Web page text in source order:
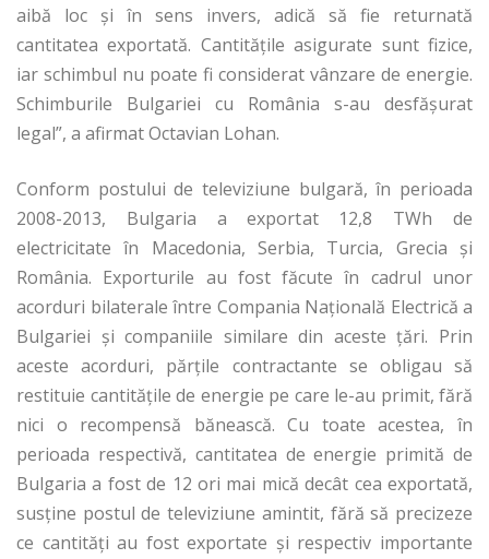
aibă loc şi în sens invers, adică să fie returnată
cantitatea exportată. Cantităţile asigurate sunt fizice,
iar schimbul nu poate fi considerat vânzare de energie.
Schimburile Bulgariei cu România s-au desfăşurat
legal”, a afirmat Octavian Lohan.
Conform postului de televiziune bulgară, în perioada
2008-2013, Bulgaria a exportat 12,8 TWh de
electricitate în Macedonia, Serbia, Turcia, Grecia şi
România. Exporturile au fost făcute în cadrul unor
acorduri bilaterale între Compania Naţională Electrică a
Bulgariei şi companiile similare din aceste ţări. Prin
aceste acorduri, părţile contractante se obligau să
restituie cantităţile de energie pe care le-au primit, fără
nici o recompensă bănească. Cu toate acestea, în
perioada respectivă, cantitatea de energie primită de
Bulgaria a fost de 12 ori mai mică decât cea exportată,
susţine postul de televiziune amintit, fără să precizeze
ce cantităţi au fost exportate şi respectiv importante